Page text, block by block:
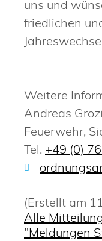
uns und
friedlichen
Weitere
Andreas
Feuerwehr,
Tel. +49 (0)
(Erstellt am
Alle
"Meldungen